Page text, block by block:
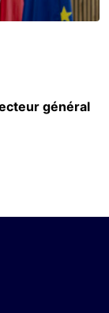
général